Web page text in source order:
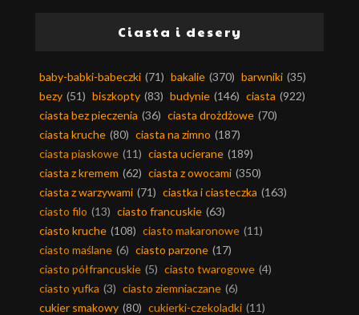
Ciasta i desery
baby-babki-babeczki (71) bakalie (370) barwniki (35)
bezy (51) biszkopty (83) budynie (146) ciasta (922)
ciasta bez pieczenia (36) ciasta drożdżowe (70)
ciasta kruche (80) ciasta na zimno (187)
ciasta piaskowe (11) ciasta ucierane (189)
ciasta z kremem (62) ciasta z owocami (350)
ciasta z warzywami (71) ciastka i ciasteczka (163)
ciasto filo (13) ciasto francuskie (63)
ciasto kruche (108) ciasto makaronowe (11)
ciasto maślane (6) ciasto parzone (17)
ciasto półfrancuskie (5) ciasto twarogowe (4)
ciasto yufka (3) ciasto ziemniaczane (6)
cukier smakowy (80) cukierki-czekoladki (11)